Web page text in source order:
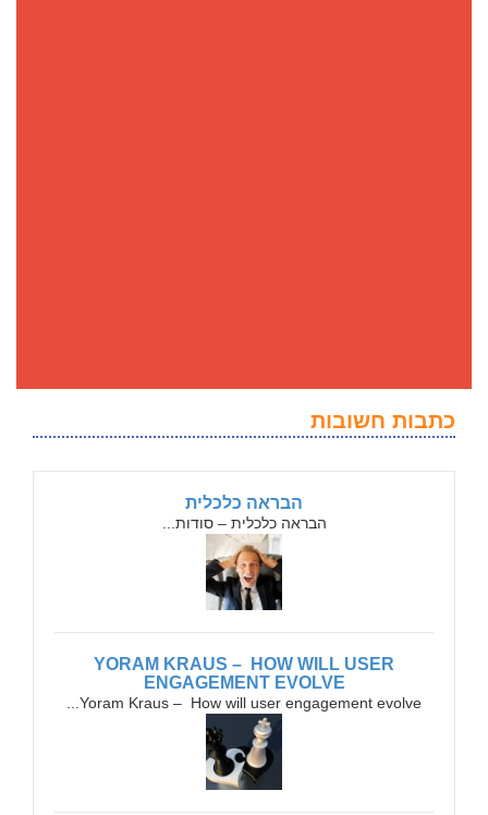
כתבות חשובות
הבראה כלכלית
הבראה כלכלית – סודות...
YORAM KRAUS – HOW WILL USER
ENGAGEMENT EVOLVE
Yoram Kraus – How will user engagement evolve...